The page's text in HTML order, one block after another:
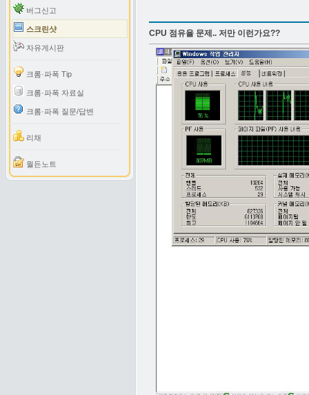
버그신고
스크린샷
자유게시판
크롬·파폭 Tip
크롬·파폭 자료실
크롬·파폭 질문/답변
리채
월든노트
CPU 점유율 문제.. 저만 이런가요??